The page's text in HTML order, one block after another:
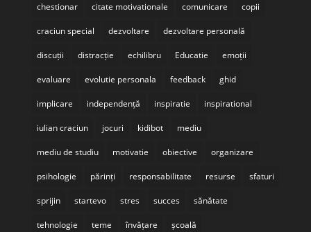
chestionar citate motivationale comunicare copii
craciun special dezvoltare dezvoltare personală
discuții distracție echilibru Educatie emoții
evaluare evolutie personala feedback ghid
implicare independență inspiratie inspirational
iulian craciun jocuri kidibot mediu
mediu de studiu motivatie obiective organizare
psihologie părinți responsabilitate resurse sfaturi
sprijin startevo stres succes sănătate
tehnologie teme învățare școală